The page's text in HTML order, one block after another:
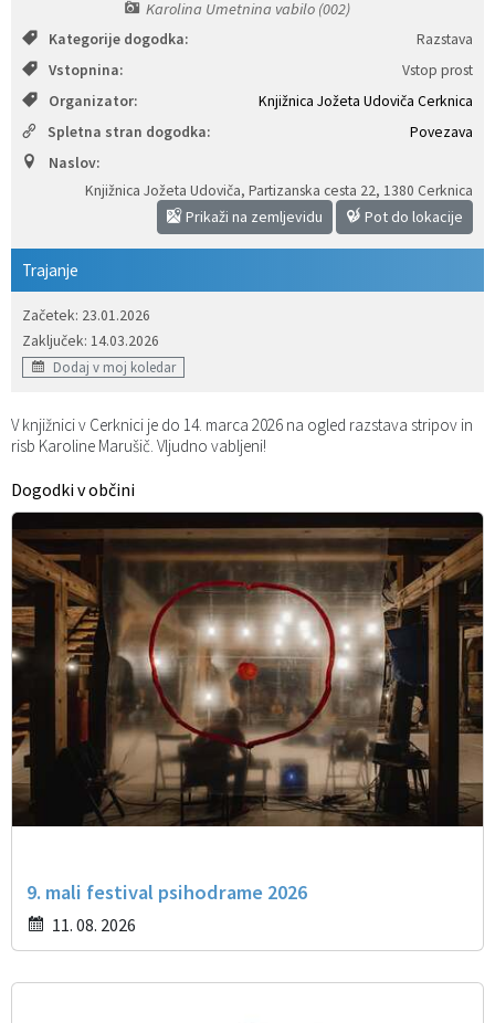
Karolina Umetnina vabilo (002)
Kategorije dogodka:
Razstava
Vstopnina:
Vstop prost
Organizator:
Knjižnica Jožeta Udoviča Cerknica
Spletna stran dogodka:
Povezava
Naslov:
Knjižnica Jožeta Udoviča, Partizanska cesta 22, 1380 Cerknica
Prikaži na zemljevidu Pot do lokacije
Trajanje
Začetek: 23.01.2026
Zaključek: 14.03.2026
Dodaj v moj koledar
V knjižnici v Cerknici je do 14. marca 2026 na ogled razstava stripov in
risb Karoline Marušič. Vljudno vabljeni!
Dogodki v občini
9. mali festival psihodrame 2026
11. 08. 2026
Katalog informacij javnega značaja
Vizitka občine
Predsedniki političnih strank
Služba za okolje in prostor
Služba za stanovanjsko dejavnost
Služba za civilno zaščito
Služba za družbene dejavnosti
Služba za gospodarstvo, turizem in kmetijstvo
Služba za šport
Služba za krajevne skupnosti
Občinski predpisi
Strategije in koncepti
Proračuni občine